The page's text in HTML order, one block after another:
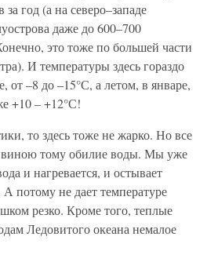
год (а на северо–западе
даже до 600–700
это тоже по большей части
И температуры здесь гораздо
–8 до –15°С, а летом, в январе,
+10 – +12°С!
то здесь тоже не жарко. Но все
виною тому обилие воды. Мы уже
и нагревается, и остывает
потому не дает температуре
резко. Кроме того, теплые
Ледовитого океана немалое